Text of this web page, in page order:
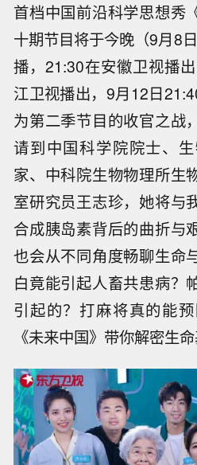
首档中国前沿科学思想秀
十期节目将于今晚（9月8
播，21:30在安徽卫视播
江卫视播出，9月12日
为第二季节目的收官之战
请到中国科学院院士、
家、中科院生物物理所生
室研究员王志珍，她将与
合成胰岛素背后的曲折与
也会从不同角度畅聊生命
白竟能引起人畜共患病？
引起的？打麻将真的能
《未来中国》带你解密生